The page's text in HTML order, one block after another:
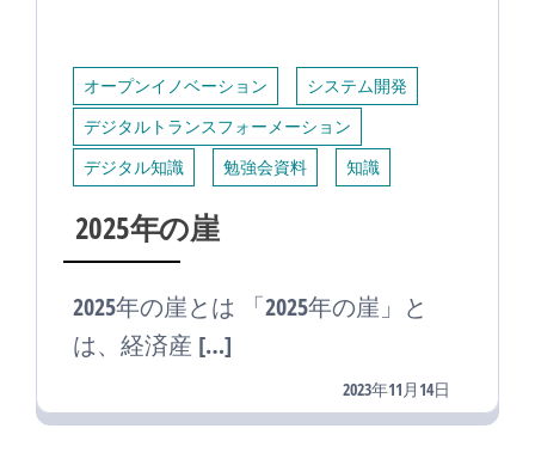
オープンイノベーション
システム開発
デジタルトランスフォーメーション
デジタル知識
勉強会資料 知識
2025年の崖
2025年の崖とは 「2025年の崖」と
は、経済産 […]
2023年11月14日